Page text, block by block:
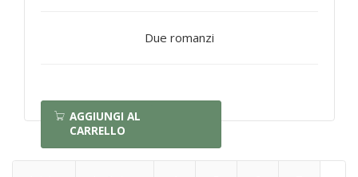
Due romanzi
AGGIUNGI AL
CARRELLO